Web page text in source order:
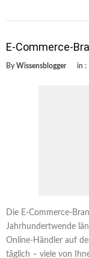
E-Commerce-
By Wissensblogger in :
Die E-Commerce-
Jahrhundertwende
Online-Händler auf
täglich – viele von